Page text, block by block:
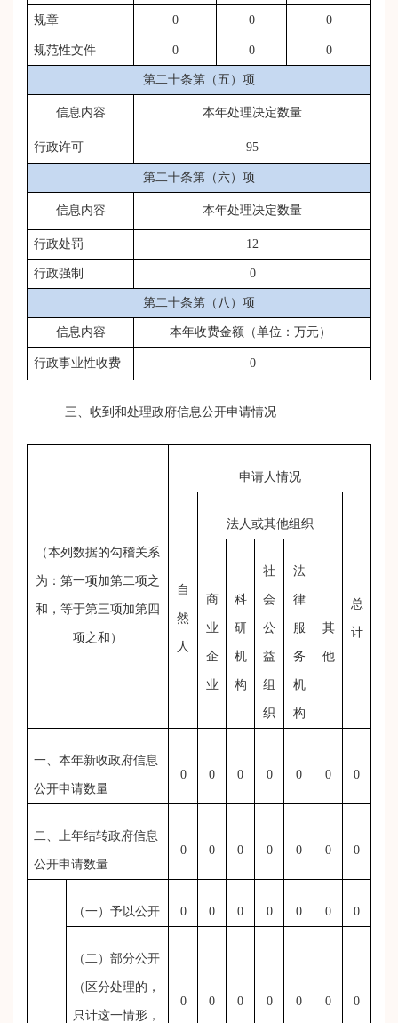
规章 0 0 0
规范性文件 0 0 0
第二十条第（五）项
信息内容 本年处理决定数量
行政许可 95
第二十条第（六）项
信息内容 本年处理决定数量
行政处罚 12
行政强制 0
第二十条第（八）项
信息内容 本年收费金额（单位：万元）
行政事业性收费 0
三、收到和处理政府信息公开申请情况
（本列数据的勾稽关系
为：第一项加第二项之
和，等于第三项加第四
项之和）
申请人情况
自
然
人
法人或其他组织
总
计
商
业
企
业
科
研
机
构
社
会
公
益
组
织
法
律
服
务
机
构
其
他
一、本年新收政府信息
公开申请数量
0 0 0 0 0 0 0
二、上年结转政府信息
公开申请数量
0 0 0 0 0 0 0
（一）予以公开 0 0 0 0 0 0 0
（二）部分公开
（区分处理的，
只计这一情形，
0 0 0 0 0 0 0